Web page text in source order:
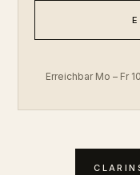
Erreichbar Mo – Fr